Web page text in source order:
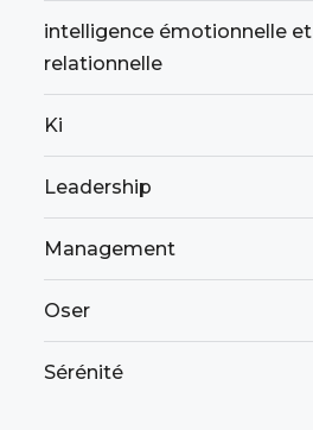
intelligence émotionnelle et
relationnelle
Ki
Leadership
Management
Oser
Sérénité